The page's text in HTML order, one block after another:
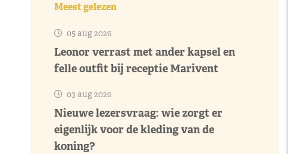
Meest gelezen
05 aug 2026
Leonor verrast met ander kapsel en
felle outfit bij receptie Marivent
03 aug 2026
Nieuwe lezersvraag: wie zorgt er
eigenlijk voor de kleding van de
koning?